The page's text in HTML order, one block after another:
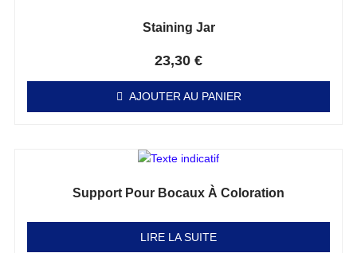
Staining Jar
23,30 €
AJOUTER AU PANIER
Support Pour Bocaux À Coloration
LIRE LA SUITE